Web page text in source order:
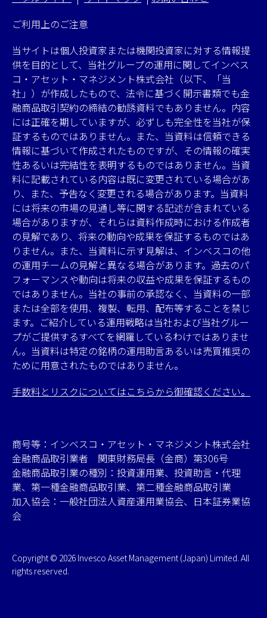
ご利用上のご注意
当サイトは個人投資家または機関投資家に対する情報提
供を目的として、当社グループの運用に関してインベス
コ・アセット・マネジメント株式会社（以下、「当
社」）が作成したもので、法令に基づく開示書類でも金
融商品取引契約の締結の勧誘資料でもありません。内容
には正確を期していますが、必ずしも完全性を当社が保
証するものではありません。また、当資料は信頼できる
情報に基づいて作成されたものですが、その情報の確実
性あるいは完結性を表明するものではありません。当資
料に記載されている内容は既に変更されている場合があ
り、また、予告なく変更される場合があります。当資料
には将来の市場の見通し等に関する記述が含まれている
場合がありますが、それらは資料作成時における作成者
の見解であり、将来の動向や成果を保証するものではあ
りません。また、当資料に示す見解は、インベスコの他
の運用チームの見解と異なる場合があります。過去のパ
フォーマンスや動向は将来の収益や成果を保証するもの
ではありません。当社の事前の承認なく、当資料の一部
または全部を使用、複製、転用、配布等することを禁じ
ます。ご紹介している運用戦略は当社および当社グルー
プがご提供するすべてを網羅しているわけではありませ
ん。当資料は特定の銘柄の運用助言あるいは売買推奨の
ために用意されたものではありません。
手数料とリスクについてはこちらから御確認ください。
商号等：インベスコ・アセット・マネジメント株式会社
金融商品取引業者 関東財務局長（金商）第306号
金融商品取引業の種別：投資運用業、投資助言・代理
業、第一種金融商品取引業、第二種金融商品取引業
加入協会：一般社団法人資産運用業協会、日本証券業協
会
Copyright © 2026 Invesco Asset Management (Japan) Limited. All
rights reserved.